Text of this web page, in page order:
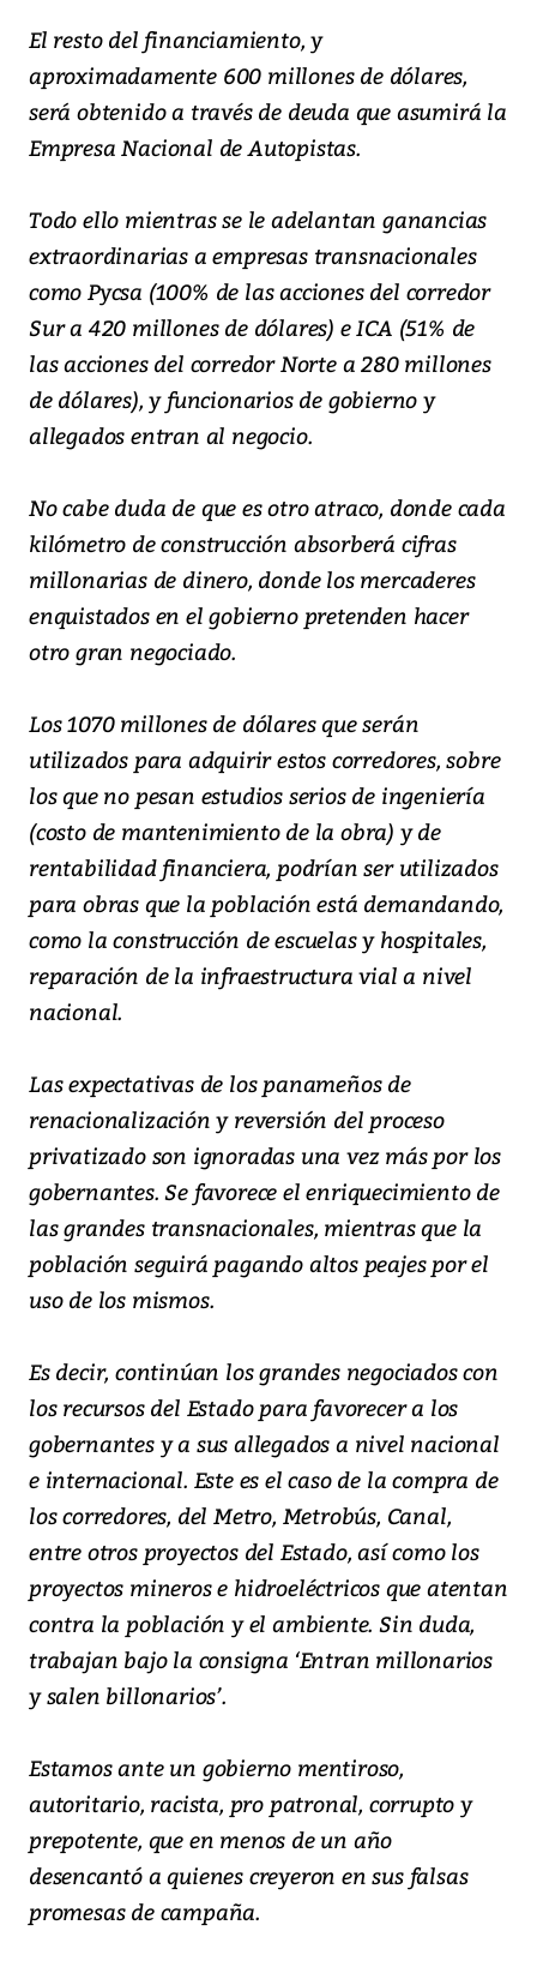
El resto del financiamiento, y
aproximadamente 600 millones de dólares,
será obtenido a través de deuda que asumirá la
Empresa Nacional de Autopistas.
Todo ello mientras se le adelantan ganancias
extraordinarias a empresas transnacionales
como Pycsa (100% de las acciones del corredor
Sur a 420 millones de dólares) e ICA (51% de
las acciones del corredor Norte a 280 millones
de dólares), y funcionarios de gobierno y
allegados entran al negocio.
No cabe duda de que es otro atraco, donde cada
kilómetro de construcción absorberá cifras
millonarias de dinero, donde los mercaderes
enquistados en el gobierno pretenden hacer
otro gran negociado.
Los 1070 millones de dólares que serán
utilizados para adquirir estos corredores, sobre
los que no pesan estudios serios de ingeniería
(costo de mantenimiento de la obra) y de
rentabilidad financiera, podrían ser utilizados
para obras que la población está demandando,
como la construcción de escuelas y hospitales,
reparación de la infraestructura vial a nivel
nacional.
Las expectativas de los panameños de
renacionalización y reversión del proceso
privatizado son ignoradas una vez más por los
gobernantes. Se favorece el enriquecimiento de
las grandes transnacionales, mientras que la
población seguirá pagando altos peajes por el
uso de los mismos.
Es decir, continúan los grandes negociados con
los recursos del Estado para favorecer a los
gobernantes y a sus allegados a nivel nacional
e internacional. Este es el caso de la compra de
los corredores, del Metro, Metrobús, Canal,
entre otros proyectos del Estado, así como los
proyectos mineros e hidroeléctricos que atentan
contra la población y el ambiente. Sin duda,
trabajan bajo la consigna ‘Entran millonarios
y salen billonarios’.
Estamos ante un gobierno mentiroso,
autoritario, racista, pro patronal, corrupto y
prepotente, que en menos de un año
desencantó a quienes creyeron en sus falsas
promesas de campaña.